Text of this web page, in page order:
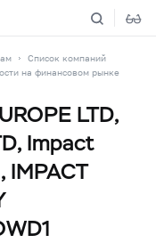
Список компаний
на финансовом рынке
LTD,
Impact
IMPACT